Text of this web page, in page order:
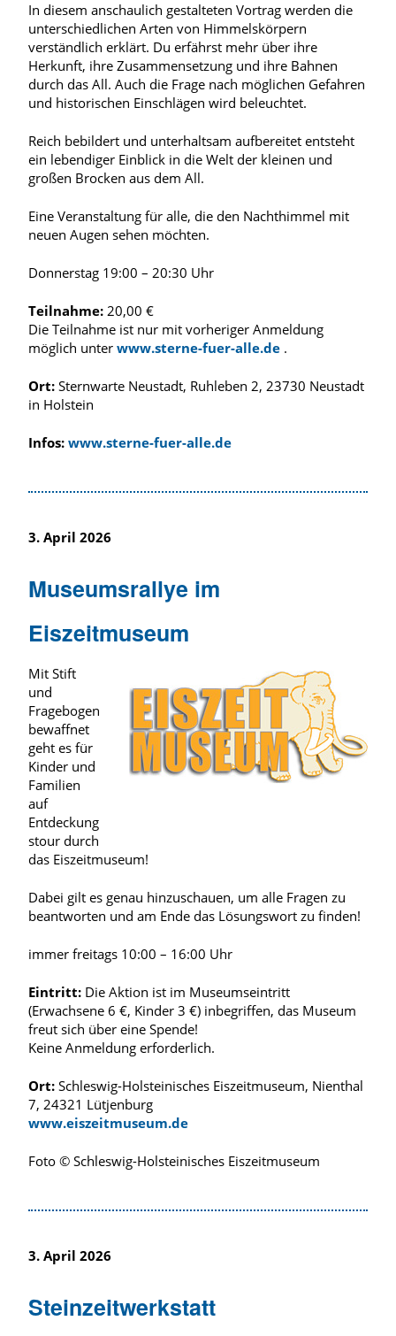
In diesem anschaulich gestalteten Vortrag werden die
unterschiedlichen Arten von Himmelskörpern
verständlich erklärt. Du erfährst mehr über ihre
Herkunft, ihre Zusammensetzung und ihre Bahnen
durch das All. Auch die Frage nach möglichen Gefahren
und historischen Einschlägen wird beleuchtet.
Reich bebildert und unterhaltsam aufbereitet entsteht
ein lebendiger Einblick in die Welt der kleinen und
großen Brocken aus dem All.
Eine Veranstaltung für alle, die den Nachthimmel mit
neuen Augen sehen möchten.
Donnerstag 19:00 – 20:30 Uhr
Teilnahme: 20,00 €
Die Teilnahme ist nur mit vorheriger Anmeldung
möglich unter www.sterne-fuer-alle.de .
Ort: Sternwarte Neustadt, Ruhleben 2, 23730 Neustadt
in Holstein
Infos: www.sterne-fuer-alle.de
3. April 2026
Museumsrallye im
Eiszeitmuseum
Mit Stift
und
Fragebogen
bewaffnet
geht es für
Kinder und
Familien
auf
Entdeckung
stour durch
das Eiszeitmuseum!
Dabei gilt es genau hinzuschauen, um alle Fragen zu
beantworten und am Ende das Lösungswort zu finden!
immer freitags 10:00 – 16:00 Uhr
Eintritt: Die Aktion ist im Museumseintritt
(Erwachsene 6 €, Kinder 3 €) inbegriffen, das Museum
freut sich über eine Spende!
Keine Anmeldung erforderlich.
Ort: Schleswig-Holsteinisches Eiszeitmuseum, Nienthal
7, 24321 Lütjenburg
www.eiszeitmuseum.de
Foto © Schleswig-Holsteinisches Eiszeitmuseum
3. April 2026
Steinzeitwerkstatt